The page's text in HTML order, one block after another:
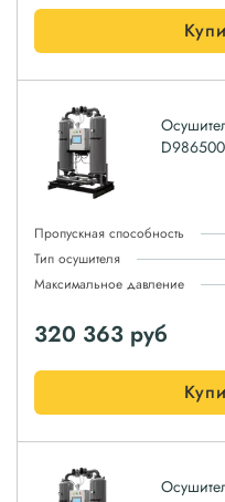
Пропускная способность
Тип осушителя
Максимальное давление
320 363 руб